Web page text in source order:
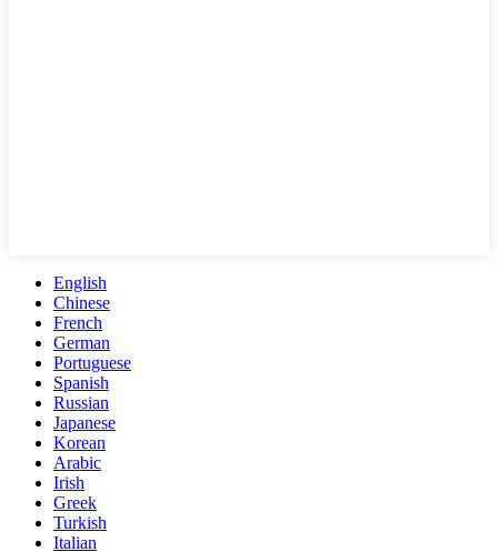
English
Chinese
French
German
Portuguese
Spanish
Russian
Japanese
Korean
Arabic
Irish
Greek
Turkish
Italian